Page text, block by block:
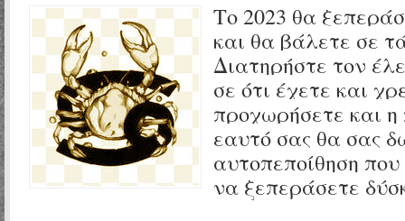
Το 2023 θα
και θα βάλετε σε
Διατηρήστε τον
σε ότι έχετε και
προχωρήσετε και η
εαυτό σας θα σας
αυτοπεποίθηση
να ξεπεράσετε